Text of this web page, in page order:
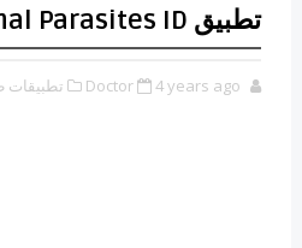
تطبيق CAPC Internal Parasites ID
Doctor 4 years ago تطبيقات